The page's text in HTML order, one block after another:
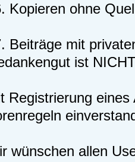
Kopieren ohne
Beiträge mit
ist
Registrierung
wünschen allen